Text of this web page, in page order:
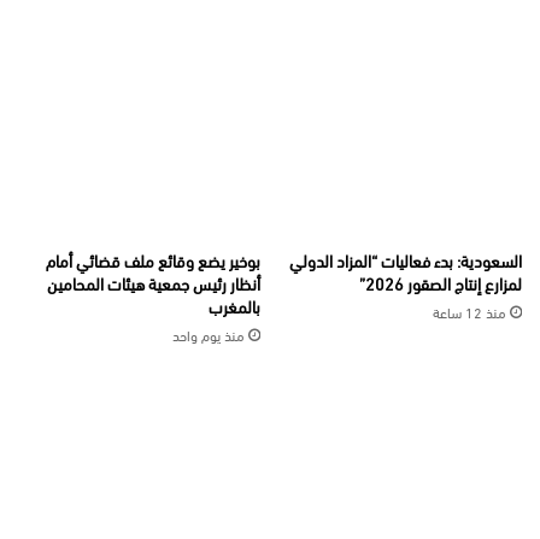
السعودية: بدء فعاليات “المزاد الدولي
لمزارع إنتاج الصقور 2026”
منذ 12 ساعة
بوخير يضع وقائع ملف قضائي أمام
أنظار رئيس جمعية هيئات المحامين
بالمغرب
منذ يوم واحد